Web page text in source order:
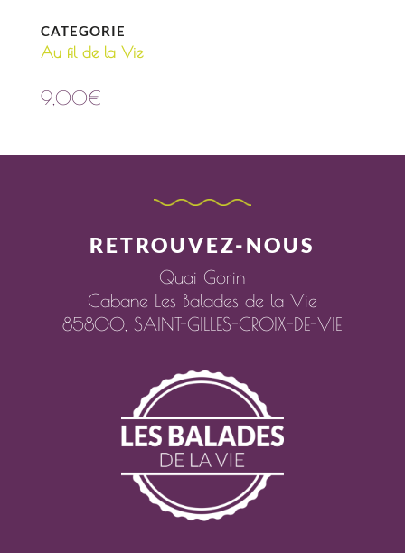
CATEGORIE
Au fil de la Vie
9,00€
RETROUVEZ-NOUS
Quai Gorin
Cabane Les Balades de la Vie
85800,SAINT-GILLES-CROIX-DE-VIE